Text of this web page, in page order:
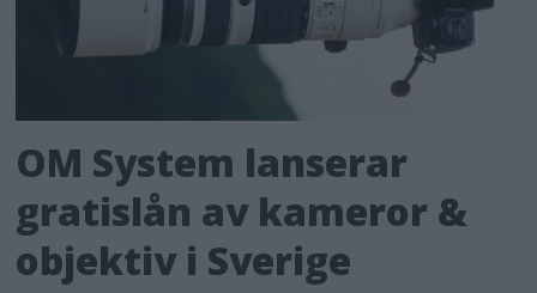
OM System lanserar
gratislån av kameror &
objektiv i Sverige